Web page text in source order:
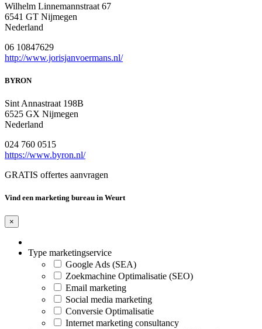
Wilhelm Linnemannstraat 67
6541 GT Nijmegen
Nederland
06 10847629
http://www.jorisjanvoermans.nl/
BYRON
Sint Annastraat 198B
6525 GX Nijmegen
Nederland
024 760 0515
https://www.byron.nl/
GRATIS offertes aanvragen
Vind een marketing bureau in Weurt
×
Type marketingservice
Google Ads (SEA)
Zoekmachine Optimalisatie (SEO)
Email marketing
Social media marketing
Conversie Optimalisatie
Internet marketing consultancy